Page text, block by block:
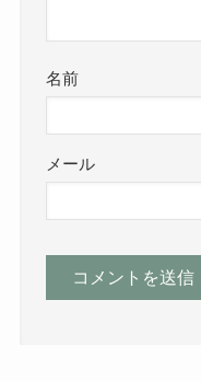
名前
メール